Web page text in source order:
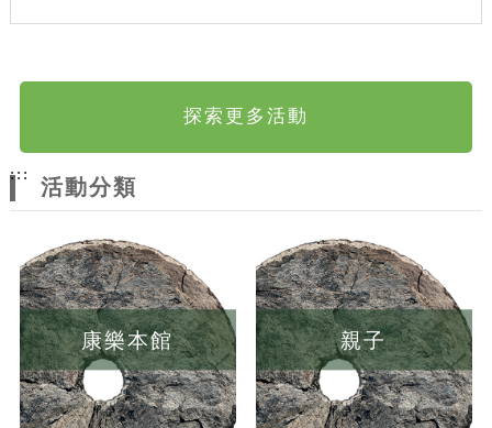
探索更多活動
:::
活動分類
康樂本館 親子